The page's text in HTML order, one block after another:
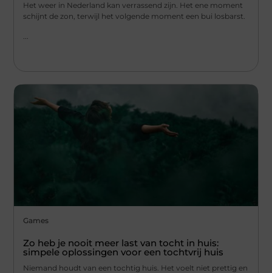
Het weer in Nederland kan verrassend zijn. Het ene moment
schijnt de zon, terwijl het volgende moment een bui losbarst.
Games
Zo heb je nooit meer last van tocht in huis:
simpele oplossingen voor een tochtvrij huis
Niemand houdt van een tochtig huis. Het voelt niet prettig en